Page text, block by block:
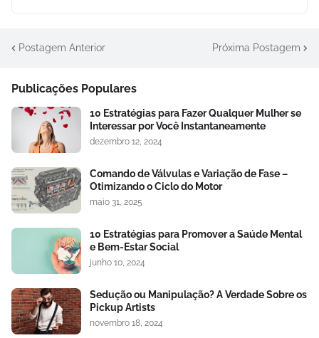
Postagem Anterior Próxima Postagem
Publicações Populares
10 Estratégias para Fazer Qualquer Mulher se
Interessar por Você Instantaneamente
dezembro 12, 2024
Comando de Válvulas e Variação de Fase –
Otimizando o Ciclo do Motor
maio 31, 2025
10 Estratégias para Promover a Saúde Mental
e Bem-Estar Social
junho 10, 2024
Sedução ou Manipulação? A Verdade Sobre os
Pickup Artists
novembro 18, 2024